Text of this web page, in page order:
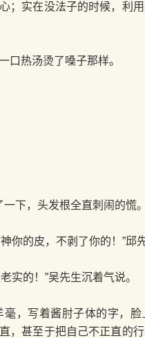
；实在没法子的时候，利
热汤烫了嗓子那样。
下，头发根全直刺闹的慌。
的皮，不剥了你的！”邱先
的！”吴先生沉着气说。
写着酱肘子体的字，脸
，甚至于把自己不正直的